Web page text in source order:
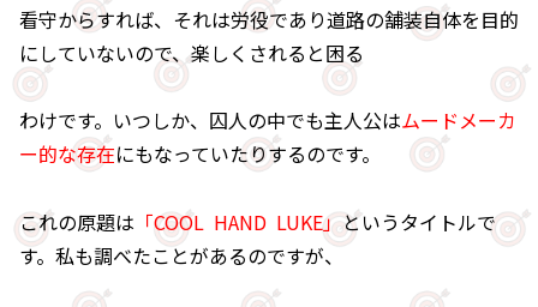
看守からすれば、それは労役であり道路の舗装自体を目的
にしていないので、楽しくされると困る
わけです。いつしか、囚人の中でも主人公はムードメーカ
ー的な存在にもなっていたりするのです。
これの原題は 「COOL HAND LUKE」 というタイトルで
す。私も調べたことがあるのですが、